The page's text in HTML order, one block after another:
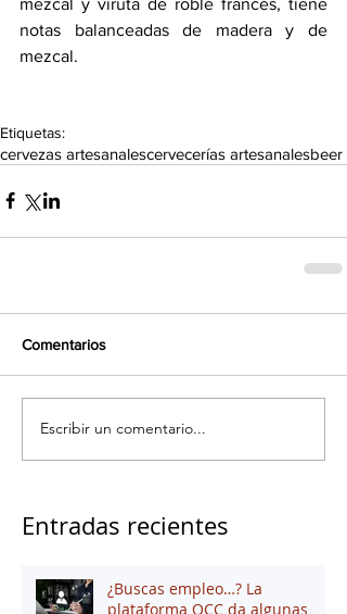
notas balanceadas de madera y de
mezcal.
Etiquetas:
cervezas artesanalescervecerías artesanalesbeer
Comentarios
Escribir un comentario...
Entradas recientes
¿Buscas empleo…? La
plataforma OCC da algunas